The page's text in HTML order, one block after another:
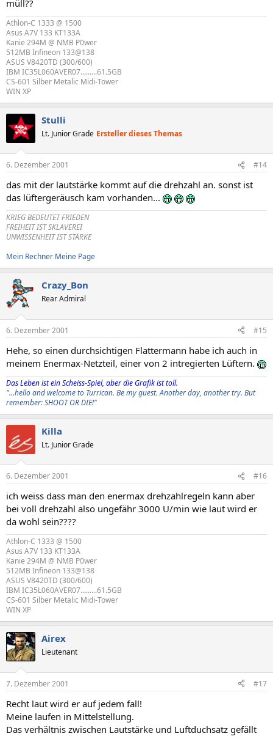
müll??
Athlon-C 1333 @ 1500
Asus A7V 133 KT133A
Kanie 294M @ NMB P0wer
512MB Infineon 133@138
ASUS V8420TD (300/600)
IBM IC35L060AVER07.........61.5GB
CS-601 Silber Metalic Midi-Tower
WIN XP
Stulli
Lt. Junior Grade Ersteller dieses Themas
6. Dezember 2001 #14
das mit der lautstärke kommt auf die drehzahl an. sonst ist
das lüftergeräusch kam vorhanden...
KRIEG BEDEUTET FRIEDEN
FREIHEIT IST SKLAVEREI
UNWISSENHEIT IST STÄRKE
Mein Rechner Meine Page
Crazy_Bon
Rear Admiral
6. Dezember 2001 #15
Hehe, so einen durchsichtigen Flattermann habe ich auch in
meinem Enermax-Netzteil, einer von 2 intregierten Lüftern.
Das Leben ist ein Scheiss-Spiel, aber die Grafik ist toll.
"...hello and welcome to Turrican. Be my guest. Another day, another try. But
remember: SHOOT OR DIE!"
Killa
Lt. Junior Grade
6. Dezember 2001 #16
ich weiss dass man den enermax drehzahlregeln kann aber
bei voll drehzahl also ungefähr 3000 U/min wie laut wird er
da wohl sein????
Athlon-C 1333 @ 1500
Asus A7V 133 KT133A
Kanie 294M @ NMB P0wer
512MB Infineon 133@138
ASUS V8420TD (300/600)
IBM IC35L060AVER07.........61.5GB
CS-601 Silber Metalic Midi-Tower
WIN XP
Airex
Lieutenant
7. Dezember 2001 #17
Recht laut wird er auf jedem fall!
Meine laufen in Mittelstellung.
Das verhältnis zwischen Lautstärke und Luftduchsatz gefällt